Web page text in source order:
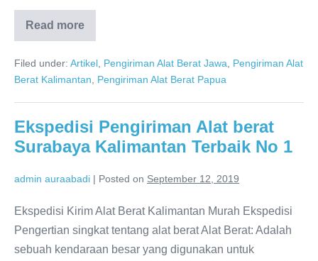
Read more
Jasa
pengiriman
berat
Surabaya
ke
Filed under: Artikel Pengiriman Alat Berat Jawa
Pengiriman Alat
Berat Kalimantan
Pengiriman Alat Berat Papua
Ekspedisi Pengiriman Alat berat
Surabaya Kalimantan Terbaik No 1
admin auraabadi | Posted on September 12, 2019
Ekspedisi Kirim Alat Berat Kalimantan Murah Ekspedisi
Pengertian singkat tentang alat berat Alat Berat: Adalah
sebuah kendaraan besar yang digunakan untuk